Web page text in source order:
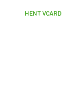
HENT VCARD